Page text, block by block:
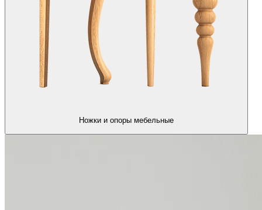
Ножки и опоры мебельные